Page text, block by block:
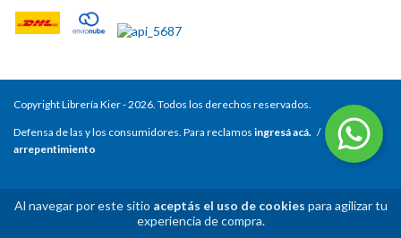
Al navegar por este sitio aceptás el uso de cookies para agilizar tu
experiencia de compra.
Copyright Librería Kier - 2026. Todos los derechos reservados.
Defensa de las y los consumidores. Para reclamos ingresá acá. /
Botón de
arrepentimiento